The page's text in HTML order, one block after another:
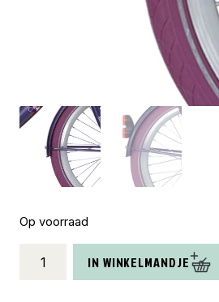
Op voorraad
spatbord
IN WINKELMANDJE